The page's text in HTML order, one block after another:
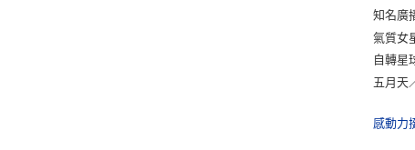
知名廣
氣質女
自轉星
五月天
感動力